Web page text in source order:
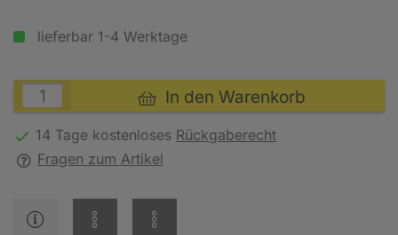
lieferbar 1-4 Werktage
In den Warenkorb
14 Tage kostenloses Rückgaberecht
Fragen zum Artikel